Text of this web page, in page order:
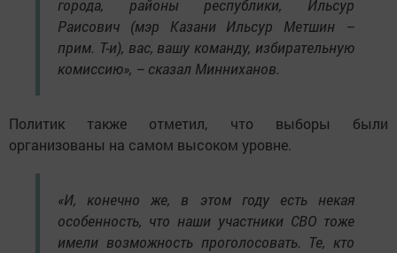
города, районы республики, Ильсур
Раисович (мэр Казани Ильсур Метшин –
прим. Т-и), вас, вашу команду, избирательную
комиссию», – сказал Минниханов.
Политик также отметил, что выборы были
организованы на самом высоком уровне.
«И, конечно же, в этом году есть некая
особенность, что наши участники СВО тоже
имели возможность проголосовать. Те, кто